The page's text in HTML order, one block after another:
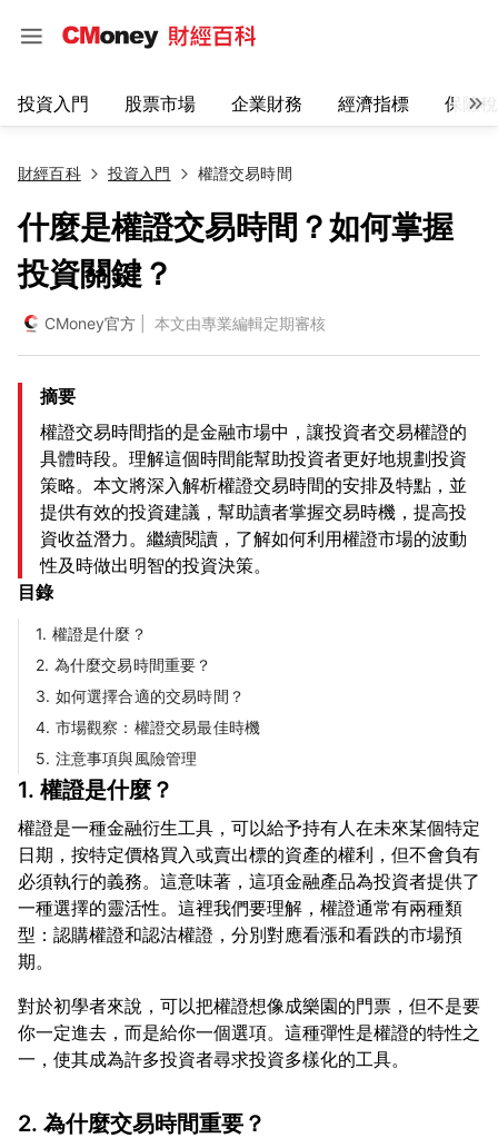
投資入門 股票市場 企業財務 經濟指標 保險
財經百科 投資入門 權證交易時間
什麼是權證交易時間？如何掌握
投資關鍵？
CMoney官方 | 本文由專業編輯定期審核
摘要
權證交易時間指的是金融市場中，讓投資者交易權證的
具體時段。理解這個時間能幫助投資者更好地規劃投資
策略。本文將深入解析權證交易時間的安排及特點，並
提供有效的投資建議，幫助讀者掌握交易時機，提高投
資收益潛力。繼續閱讀，了解如何利用權證市場的波動
性及時做出明智的投資決策。
目錄
1. 權證是什麼？
2. 為什麼交易時間重要？
3. 如何選擇合適的交易時間？
4. 市場觀察：權證交易最佳時機
5. 注意事項與風險管理
1. 權證是什麼？
權證是一種金融衍生工具，可以給予持有人在未來某個特定
日期，按特定價格買入或賣出標的資產的權利，但不會負有
必須執行的義務。這意味著，這項金融產品為投資者提供了
一種選擇的靈活性。這裡我們要理解，權證通常有兩種類
型：認購權證和認沽權證，分別對應看漲和看跌的市場預
對於初學者來說，可以把權證想像成樂園的門票，但不是要
你一定進去，而是給你一個選項。這種彈性是權證的特性之
2. 為什麼交易時間重要？